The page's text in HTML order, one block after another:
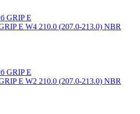
E W4 210.0 (207.0-213.0) NBR
E W2 210.0 (207.0-213.0) NBR